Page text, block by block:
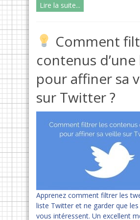
Lire la suite...
Comment
contenus
pour affiner sa
sur Twitter ?
Apprenez comment filtrer les
liste Twitter et ne garder que
vous intéressent. Un excellent